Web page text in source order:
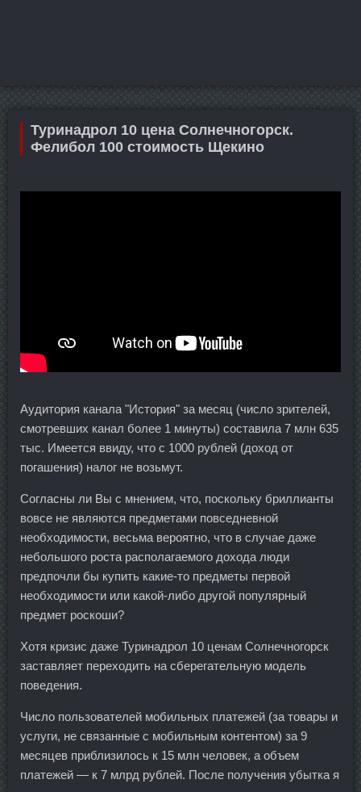
Туринадрол 10 цена Солнечногорск.
Фелибол 100 стоимость Щекино
Аудитория канала "История" за месяц (число зрителей,
смотревших канал более 1 минуты) составила 7 млн 635
тыс. Имеется ввиду, что с 1000 рублей (доход от
погашения) налог не возьмут.
Согласны ли Вы с мнением, что, поскольку бриллианты
вовсе не являются предметами повседневной
необходимости, весьма вероятно, что в случае даже
небольшого роста располагаемого дохода люди
предпочли бы купить какие-то предметы первой
необходимости или какой-либо другой популярный
предмет роскоши?
Хотя кризис даже Туринадрол 10 ценам Солнечногорск
заставляет переходить на сберегательную модель
поведения.
Число пользователей мобильных платежей (за товары и
услуги, не связанные с мобильным контентом) за 9
месяцев приблизилось к 15 млн человек, а объем
платежей — к 7 млрд рублей. После получения убытка я